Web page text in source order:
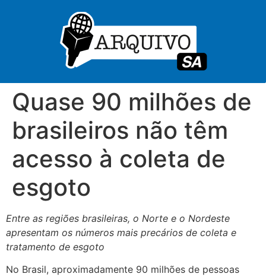
Quase 90 milhões de
brasileiros não têm
acesso à coleta de
esgoto
Entre as regiões brasileiras, o Norte e o Nordeste
apresentam os números mais precários de coleta e
tratamento de esgoto
No Brasil, aproximadamente 90 milhões de pessoas